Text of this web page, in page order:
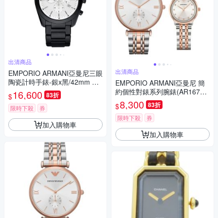
出清商品
EMPORIO ARMANI亞曼尼三眼
陶瓷計時手錶-銀x黑/42mm AR
1492
$16,600 83折
限時下殺 券
加入購物車
出清商品
EMPORIO ARMANI亞曼尼 簡
約個性對錶系列腕錶(AR1677
AR1962)
$8,300 83折
限時下殺 券
加入購物車